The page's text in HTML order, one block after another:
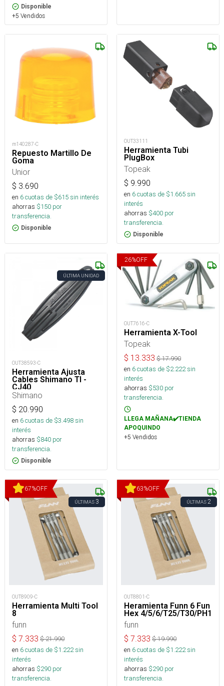
Disponible
+5 Vendidos
m140287-C
Repuesto Martillo De
Goma
Unior
$ 3.690
en 6cuotas de $615sin interés
ahorras $150 por
transferencia.
Disponible
OUT33111
Herramienta Tubi
PlugBox
Topeak
$ 9.990
en 6cuotas de $1.665sin
interés
ahorras $400 por
transferencia.
Disponible
ÚLTIMA UNIDAD
OUT38593-C
Herramienta Ajusta
Cables Shimano TI -
CJ40
Shimano
$ 20.990
en 6cuotas de $3.498sin
interés
ahorras $840 por
transferencia.
Disponible
26%OFF
OUT7616-C
Herramienta X-Tool
Topeak
$ 13.333 $17.990
en 6cuotas de $2.222sin
interés
ahorras $530 por
transferencia.
LLEGA MAÑANA✔️TIENDA
APOQUINDO
+5 Vendidos
67%OFF
ÚLTIMAS3
OUT8909-C
Herramienta Multi Tool
8
funn
$ 7.333 $21.990
en 6cuotas de $1.222sin
interés
ahorras $290 por
transferencia.
63%OFF
ÚLTIMAS2
OUT8801-C
Heramienta Funn 6 Fun
Hex 4/5/6/T25/T30/PH1
funn
$ 7.333 $19.990
en 6cuotas de $1.222sin
interés
ahorras $290 por
transferencia.